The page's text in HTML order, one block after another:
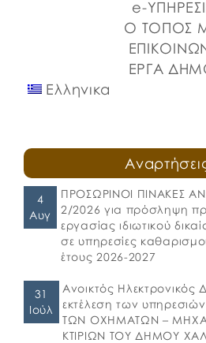
e-
Ο ΤΟΠΟΣ
ΕΡΓΑ
Ελληνικα
4
Αυγ
ΠΡΟΣΩΡΙΝΟΙ ΠΙΝΑΚΕΣ
2/2026 για πρόσληψη
εργασίας ιδιωτικού
σε υπηρεσίες
έτους 2026-2027
31
Ιούλ
Ανοικτός Ηλεκτρονικός
εκτέλεση των
ΤΩΝ ΟΧΗΜΑΤΩΝ –
ΚΤΙΡΙΩΝ ΤΟΥ ΔΗΜΟΥ